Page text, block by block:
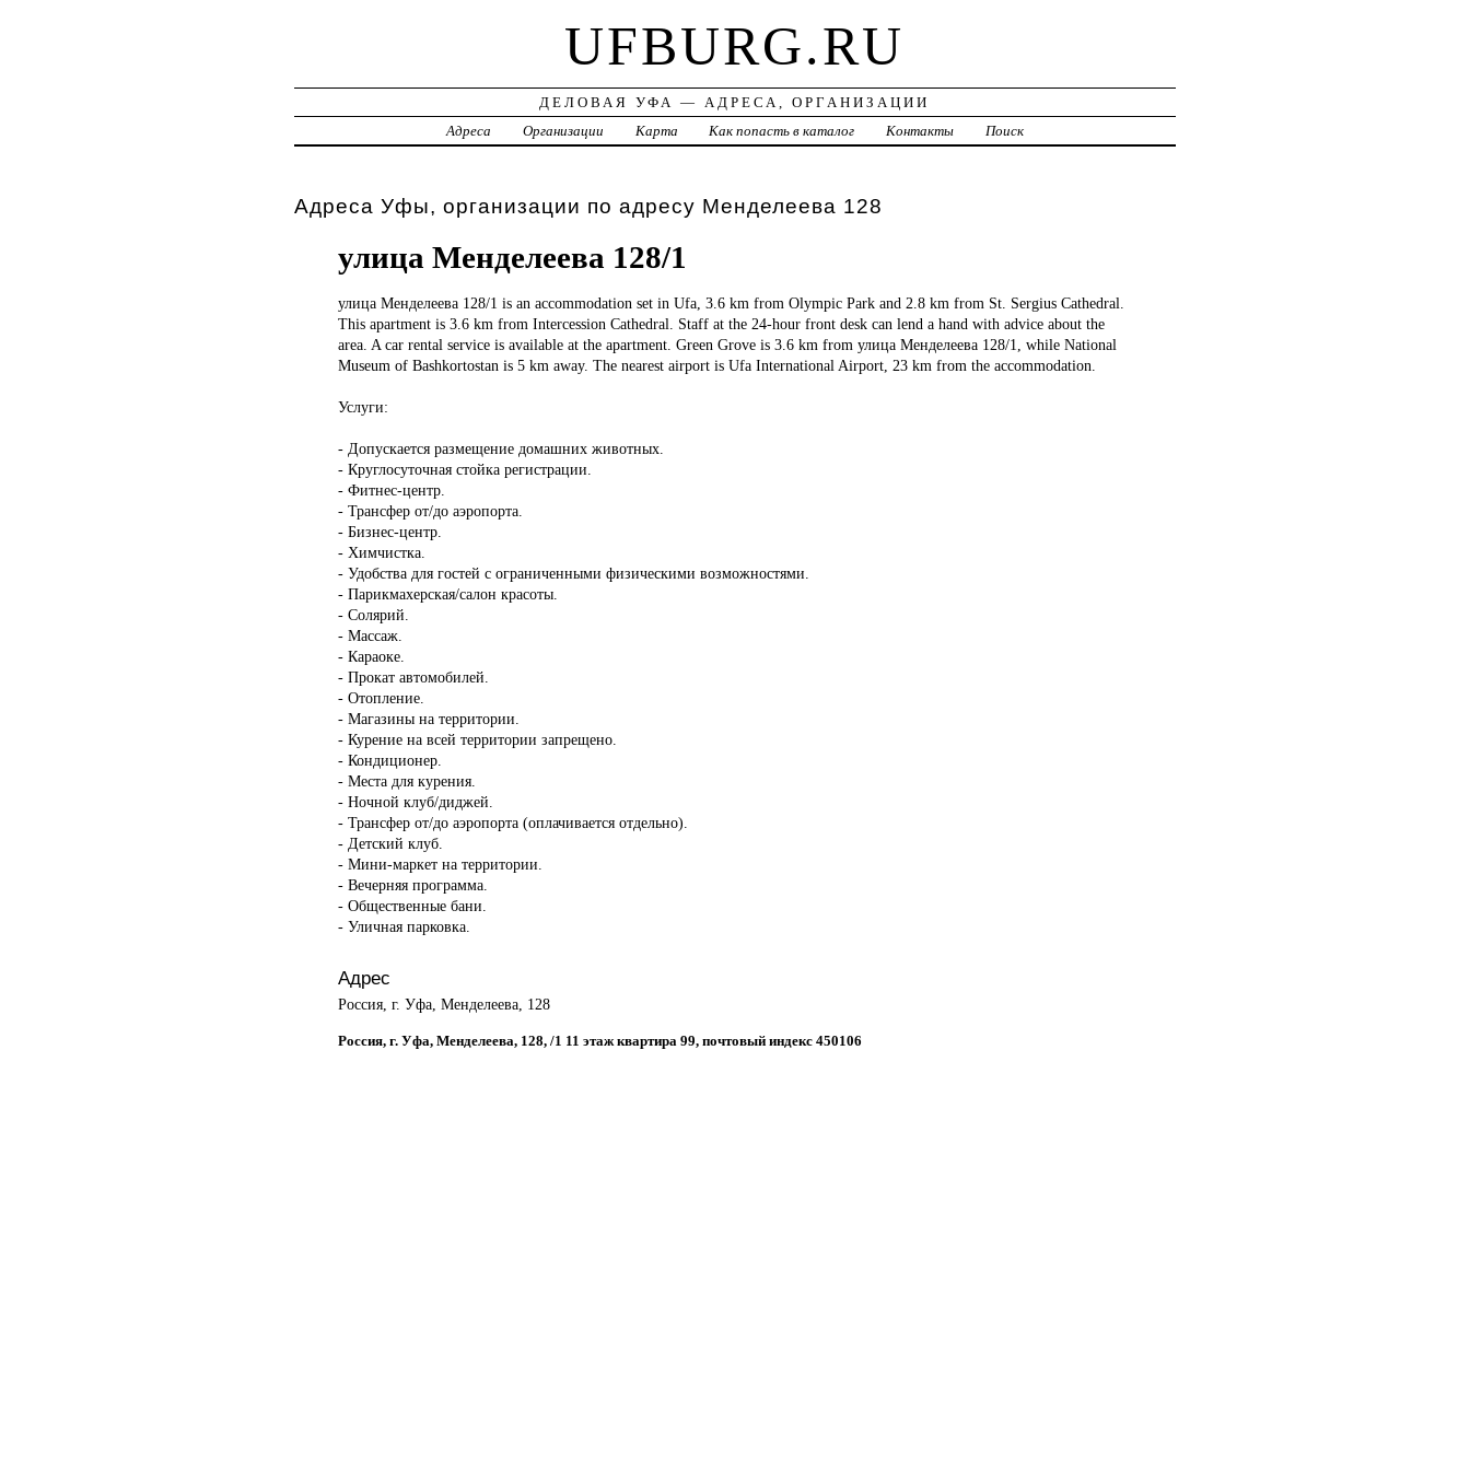
UFBURG.RU
ДЕЛОВАЯ УФА — АДРЕСА, ОРГАНИЗАЦИИ
Адреса
Организации Карта Как попасть в каталог Контакты Поиск
Адреса Уфы, организации по адресу Менделеева 128
улица Менделеева 128/1
улица Менделеева 128/1 is an accommodation set in Ufa, 3.6 km from Olympic Park and 2.8 km from St. Sergius Cathedral.
This apartment is 3.6 km from Intercession Cathedral. Staff at the 24-hour front desk can lend a hand with advice about the
area. A car rental service is available at the apartment. Green Grove is 3.6 km from улица Менделеева 128/1, while National
Museum of Bashkortostan is 5 km away. The nearest airport is Ufa International Airport, 23 km from the accommodation.
Услуги:
- Допускается размещение домашних животных.
- Круглосуточная стойка регистрации.
- Фитнес-центр.
- Трансфер от/до аэропорта.
- Бизнес-центр.
- Химчистка.
- Удобства для гостей с ограниченными физическими возможностями.
- Парикмахерская/салон красоты.
- Солярий.
- Массаж.
- Караоке.
- Прокат автомобилей.
- Отопление.
- Магазины на территории.
- Курение на всей территории запрещено.
- Кондиционер.
- Места для курения.
- Ночной клуб/диджей.
- Трансфер от/до аэропорта (оплачивается отдельно).
- Детский клуб.
- Мини-маркет на территории.
- Вечерняя программа.
- Общественные бани.
- Уличная парковка.
Адрес
Россия, г. Уфа, Менделеева, 128
Россия, г. Уфа, Менделеева, 128, /1 11 этаж квартира 99, почтовый индекс 450106